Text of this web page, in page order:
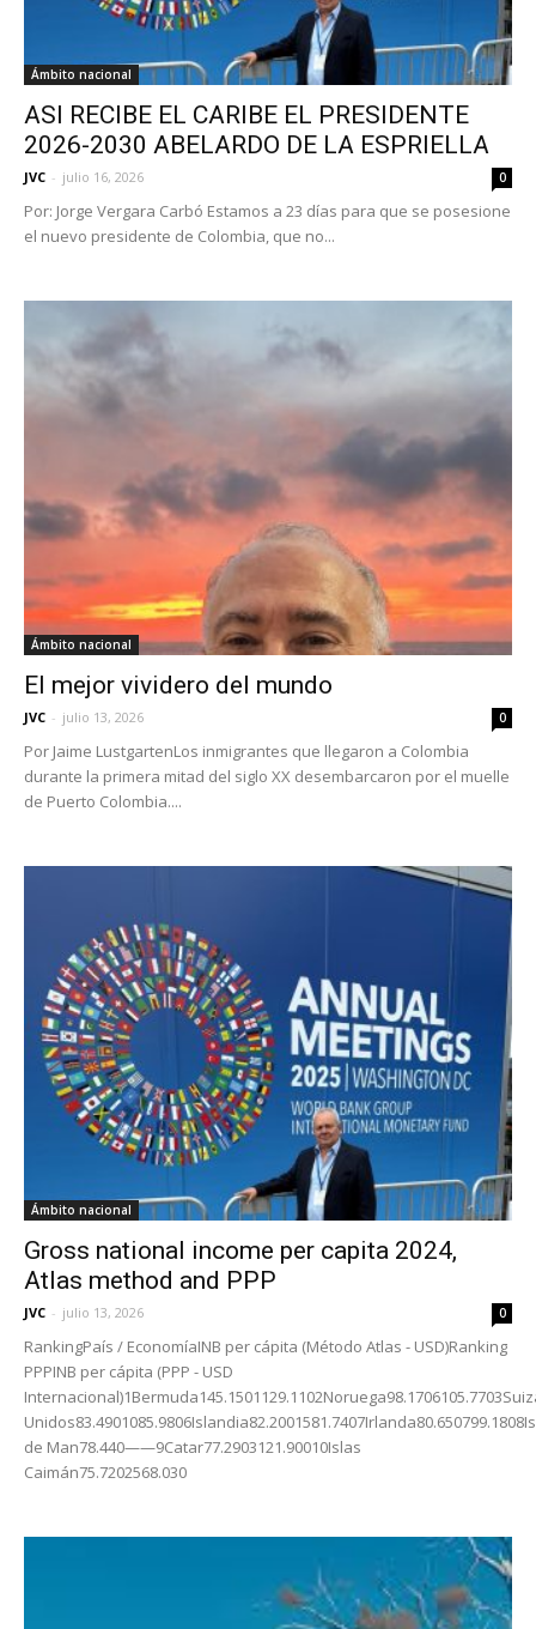
Ámbito nacional
ASI RECIBE EL CARIBE EL PRESIDENTE
2026-2030 ABELARDO DE LA ESPRIELLA
JVC - julio 16, 2026 0
Por: Jorge Vergara Carbó Estamos a 23 días para que se posesione
el nuevo presidente de Colombia, que no...
Ámbito nacional
El mejor vividero del mundo
JVC - julio 13, 2026 0
Por Jaime LustgartenLos inmigrantes que llegaron a Colombia
durante la primera mitad del siglo XX desembarcaron por el muelle
de Puerto Colombia....
Ámbito nacional
Gross national income per capita 2024,
Atlas method and PPP
JVC - julio 13, 2026 0
RankingPaís / EconomíaINB per cápita (Método Atlas - USD)Ranking
PPPINB per cápita (PPP - USD
de Man78.440——9Catar77.2903121.90010Islas
Caimán75.7202568.030